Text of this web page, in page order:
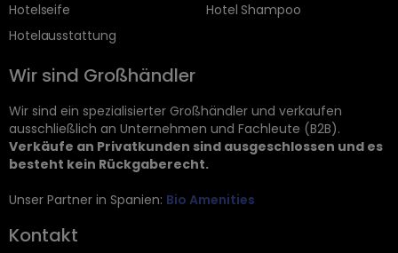
Hotelseife
Hotelausstattung
Hotel Shampoo
Wir sind Großhändler
Wir sind ein spezialisierter Großhändler und verkaufen
ausschließlich an Unternehmen und Fachleute (B2B).
Verkäufe an Privatkunden sind ausgeschlossen und es
besteht kein Rückgaberecht.
Unser Partner in Spanien: Bio Amenities
Kontakt